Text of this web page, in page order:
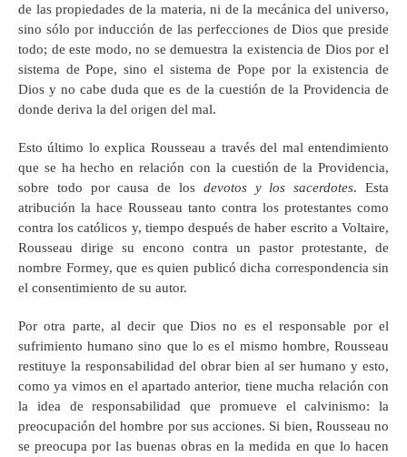
de las propiedades de la materia, ni de la mecánica del universo,
sino sólo por inducción de las perfecciones de Dios que preside
todo; de este modo, no se demuestra la existencia de Dios por el
sistema de Pope, sino el sistema de Pope por la existencia de
Dios y no cabe duda que es de la cuestión de la Providencia de
donde deriva la del origen del mal.
Esto último lo explica Rousseau a través del mal entendimiento
que se ha hecho en relación con la cuestión de la Providencia,
sobre todo por causa de los devotos y los sacerdotes. Esta
atribución la hace Rousseau tanto contra los protestantes como
contra los católicos y, tiempo después de haber escrito a Voltaire,
Rousseau dirige su encono contra un pastor protestante, de
nombre Formey, que es quien publicó dicha correspondencia sin
el consentimiento de su autor.
Por otra parte, al decir que Dios no es el responsable por el
sufrimiento humano sino que lo es el mismo hombre, Rousseau
restituye la responsabilidad del obrar bien al ser humano y esto,
como ya vimos en el apartado anterior, tiene mucha relación con
la idea de responsabilidad que promueve el calvinismo: la
preocupación del hombre por sus acciones. Si bien, Rousseau no
se preocupa por las buenas obras en la medida en que lo hacen